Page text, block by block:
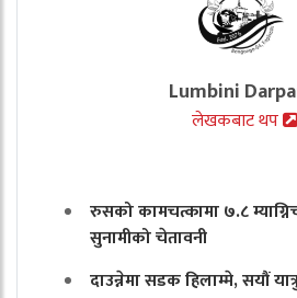
Lumbini
लेखकबाट थप
रुसको कामचत्कामा ७.८
सुनामीको चेतावनी
दाउन्नेमा सडक हिलाम्मे, सयौं